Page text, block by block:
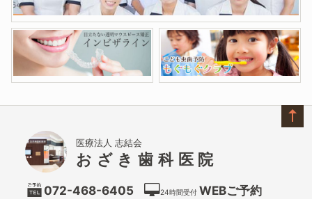
医療法人 志結会
おざき歯科医院
072-468-6405 24時間受付 WEBご予約